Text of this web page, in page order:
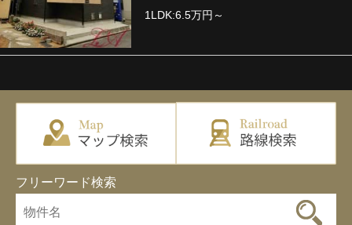
1LDK:6.5万円～
フリーワード検索